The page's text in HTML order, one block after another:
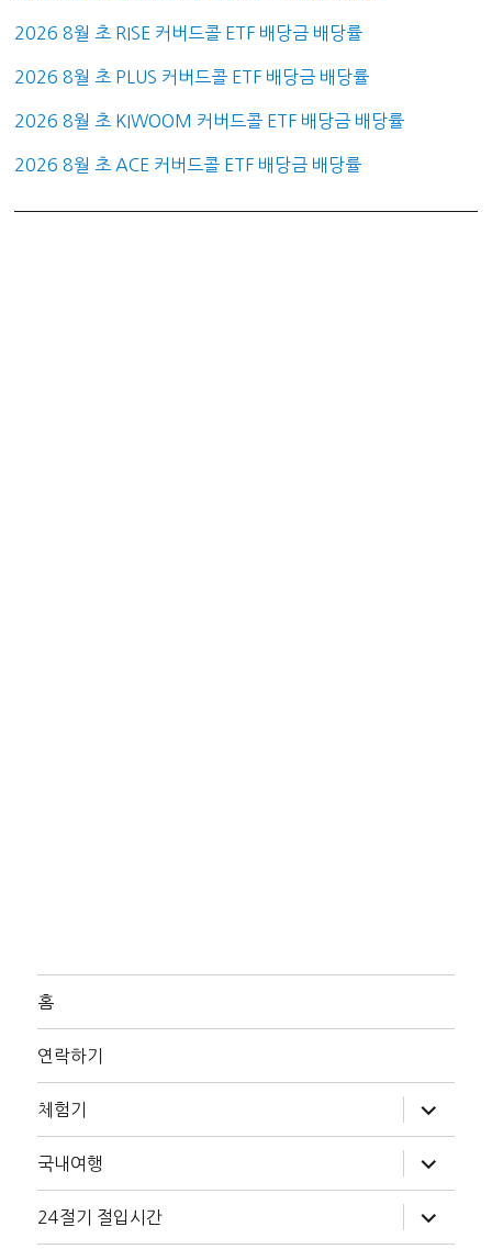
2026 8월 초 RISE 커버드콜 ETF 배당금 배당률
2026 8월 초 PLUS 커버드콜 ETF 배당금 배당률
2026 8월 초 KIWOOM 커버드콜 ETF 배당금 배당률
2026 8월 초 ACE 커버드콜 ETF 배당금 배당률
홈
연락하기
체험기
위
메
확
장
국내여행
위
메
확
장
24절기 절입시간
위